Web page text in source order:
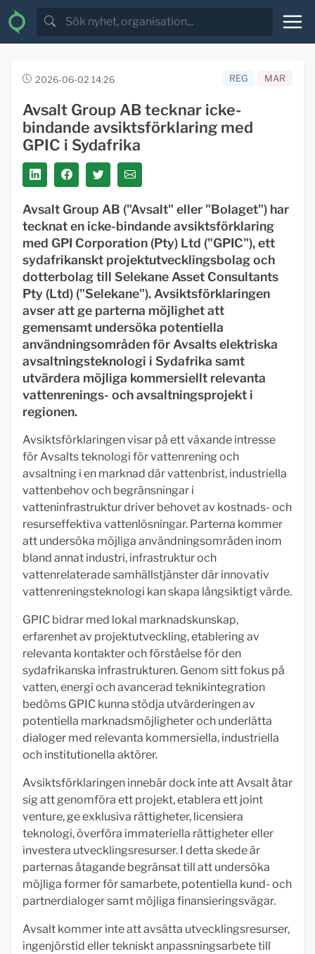
2026-06-02 14:26 REG MAR
Avsalt Group AB tecknar icke-
bindande avsiktsförklaring med
GPIC i Sydafrika
Avsalt Group AB ("Avsalt" eller "Bolaget") har
tecknat en icke-bindande avsiktsförklaring
med GPI Corporation (Pty) Ltd ("GPIC"), ett
sydafrikanskt projektutvecklingsbolag och
dotterbolag till Selekane Asset Consultants
Pty (Ltd) ("Selekane"). Avsiktsförklaringen
avser att ge parterna möjlighet att
gemensamt undersöka potentiella
användningsområden för Avsalts elektriska
avsaltningsteknologi i Sydafrika samt
utvärdera möjliga kommersiellt relevanta
vattenrenings- och avsaltningsprojekt i
regionen.
Avsiktsförklaringen visar på ett växande intresse
för Avsalts teknologi för vattenrening och
avsaltning i en marknad där vattenbrist, industriella
vattenbehov och begränsningar i
vatteninfrastruktur driver behovet av kostnads- och
resurseffektiva vattenlösningar. Parterna kommer
att undersöka möjliga användningsområden inom
bland annat industri, infrastruktur och
vattenrelaterade samhällstjänster där innovativ
vattenreningsteknologi kan skapa långsiktigt värde.
GPIC bidrar med lokal marknadskunskap,
erfarenhet av projektutveckling, etablering av
relevanta kontakter och förståelse för den
sydafrikanska infrastrukturen. Genom sitt fokus på
vatten, energi och avancerad teknikintegration
bedöms GPIC kunna stödja utvärderingen av
potentiella marknadsmöjligheter och underlätta
dialoger med relevanta kommersiella, industriella
och institutionella aktörer.
Avsiktsförklaringen innebär dock inte att Avsalt åtar
sig att genomföra ett projekt, etablera ett joint
venture, ge exklusiva rättigheter, licensiera
teknologi, överföra immateriella rättigheter eller
investera utvecklingsresurser. I detta skede är
parternas åtagande begränsat till att undersöka
möjliga former för samarbete, potentiella kund- och
partnerdialoger samt möjliga finansieringsvägar.
Avsalt kommer inte att avsätta utvecklingsresurser,
ingenjörstid eller tekniskt anpassningsarbete till